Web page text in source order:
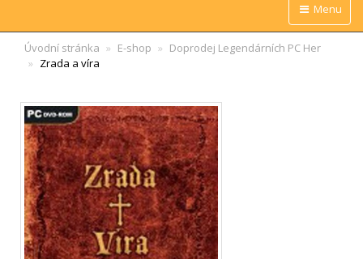
Menu
Úvodní stránka E-shop
Doprodej Legendárních PC Her
Zrada a víra